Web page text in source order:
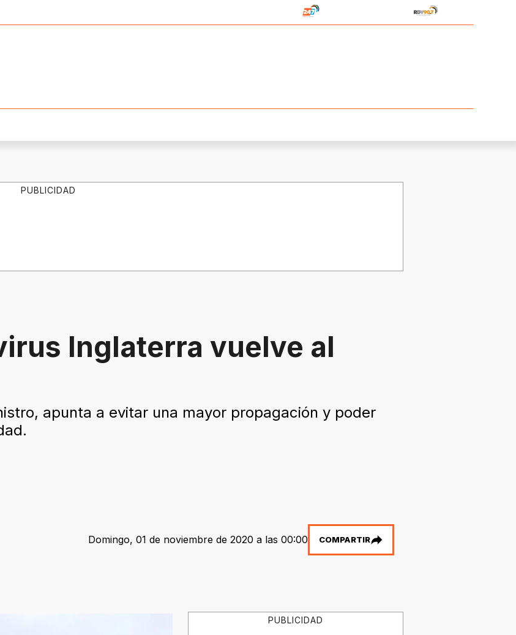
PUBLICIDAD
Inglaterra vuelve al
apunta a evitar una mayor propagación y poder
Domingo, 01 de noviembre de 2020 a las 00:00 COMPARTIR
PUBLICIDAD